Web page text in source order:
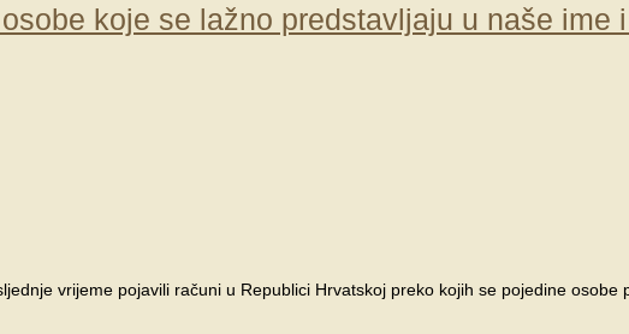
koje se lažno predstavljaju u naše ime
vrijeme pojavili računi u Republici Hrvatskoj preko kojih se pojedine